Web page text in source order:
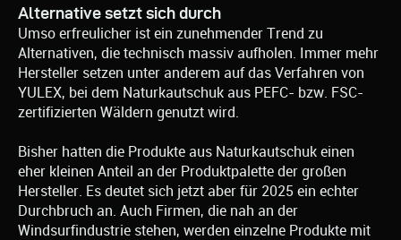
Alternative setzt sich durch
Umso erfreulicher ist ein zunehmender Trend zu
Alternativen, die technisch massiv aufholen. Immer mehr
Hersteller setzen unter anderem auf das Verfahren von
YULEX, bei dem Naturkautschuk aus PEFC- bzw. FSC-
zertifizierten Wäldern genutzt wird.
Bisher hatten die Produkte aus Naturkautschuk einen
eher kleinen Anteil an der Produktpalette der großen
Hersteller. Es deutet sich jetzt aber für 2025 ein echter
Durchbruch an. Auch Firmen, die nah an der
Windsurfindustrie stehen, werden einzelne Produkte mit